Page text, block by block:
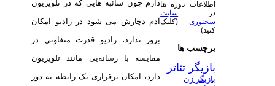
دارم چون شائبه هایی که در تلویزیون
آدم دچارش می شود در رادیو امکان
بروز ندارد، رادیو قدرت متفاوتی در
مقایسه با رسانه‌یی مانند تلویزیون
دارد، امکان برقراری یک رابطه به دور
اطلاعات دوره ها
در سایت
سخنوری (کلیک
کنید)
برچسب ها
بازیگر تئاتر
بازیگر زن